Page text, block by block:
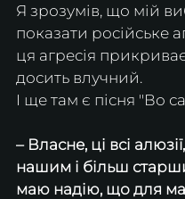
Я зрозумів, що мій
показати російське
ця агресія
досить влучний.
І ще там є пісня "Во
– Власне, ці всі
нашим і більш
маю надію, що для